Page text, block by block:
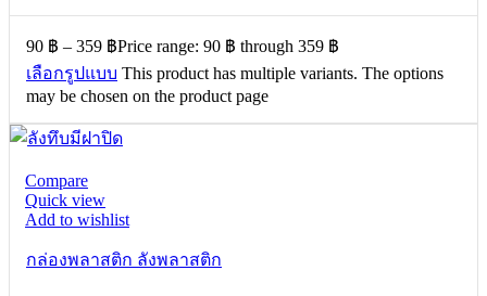
90 ฿ – 359 ฿Price range: 90 ฿ through 359 ฿
เลือกรูปแบบ This product has multiple variants. The options
may be chosen on the product page
Compare
Quick view
Add to wishlist
กล่องพลาสติก ลังพลาสติก